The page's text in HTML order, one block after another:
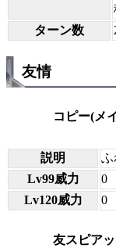
ターン数
友情
コピー(メ
説明
ふ
Lv99威力
0
Lv120威力
0
友スピア